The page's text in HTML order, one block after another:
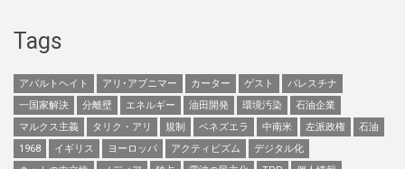
Tags
アパルトヘイト アリ･アブニマー カーター ゲスト
パレスチナ
一国家解決
分離壁 エネルギー 油田開発 環境汚染
石油企業
マルクス主義
タリク・アリ 規制 ベネズエラ 中南米 左派政権
石油
1968
イギリス ヨーロッパ アクティビズム
デジタル化